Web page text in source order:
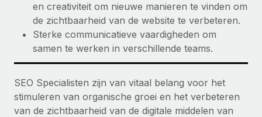
en creativiteit om nieuwe manieren te vinden om
de zichtbaarheid van de website te verbeteren.
Sterke communicatieve vaardigheden om
samen te werken in verschillende teams.
SEO Specialisten zijn van vitaal belang voor het
stimuleren van organische groei en het verbeteren
van de zichtbaarheid van de digitale middelen van